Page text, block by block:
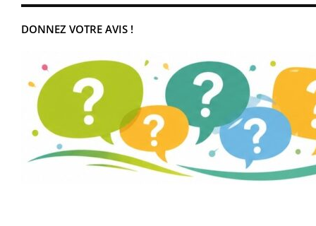
DONNEZ VOTRE AVIS !